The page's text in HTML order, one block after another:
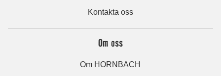
Kontakta oss
Om oss
Om HORNBACH